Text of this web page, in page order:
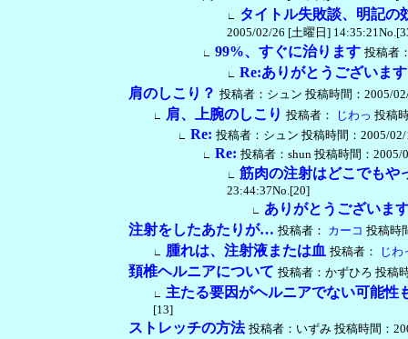
∟ タイトル失敗談、明記の
2005/02/26 [土曜日]
∟ 99%、すぐに治ります 投稿者
∟
Re:ありがとうございま
肩のしこり？ 投稿者：シュン 投稿時間：2005/
∟ 肩、上腕のしこり 投稿者： じわっ 投稿
∟ Re: 投稿者：シュン 投稿時間：2005/
∟ Re: 投稿者：shun 投稿時間：
∟ 筋肉の注射はどこでもや
23:44:37No.[20]
∟
ありがとうございま
注射をしたあたりが… 投稿者： カーコ 投稿時
∟ 腫れは、注射液または血 投稿者： じわ
頚椎ヘルニアについて 投稿者：かずひろ 投稿
∟ 主たる要因がヘルニアでない可能性
[13]
ストレッチの方法 投稿者：いずみ 投稿時間：